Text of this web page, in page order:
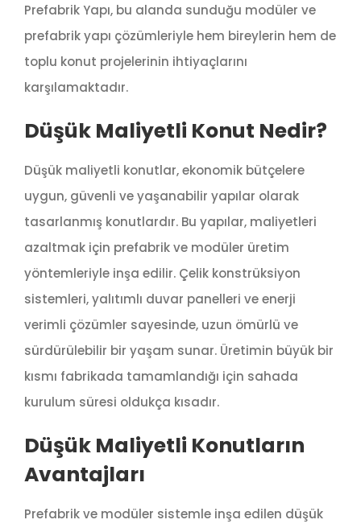
Prefabrik Yapı, bu alanda sunduğu modüler ve
prefabrik yapı çözümleriyle hem bireylerin hem de
toplu konut projelerinin ihtiyaçlarını
karşılamaktadır.
Düşük Maliyetli Konut Nedir?
Düşük maliyetli konutlar, ekonomik bütçelere
uygun, güvenli ve yaşanabilir yapılar olarak
tasarlanmış konutlardır. Bu yapılar, maliyetleri
azaltmak için prefabrik ve modüler üretim
yöntemleriyle inşa edilir. Çelik konstrüksiyon
sistemleri, yalıtımlı duvar panelleri ve enerji
verimli çözümler sayesinde, uzun ömürlü ve
sürdürülebilir bir yaşam sunar. Üretimin büyük bir
kısmı fabrikada tamamlandığı için sahada
kurulum süresi oldukça kısadır.
Düşük Maliyetli Konutların
Avantajları
Prefabrik ve modüler sistemle inşa edilen düşük